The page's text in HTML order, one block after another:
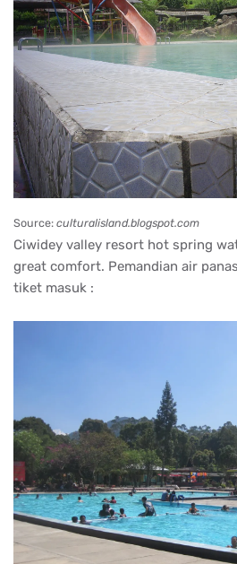
Source: culturalisland.blogspot.com
Ciwidey valley resort hot spring
great comfort. Pemandian air
tiket masuk :